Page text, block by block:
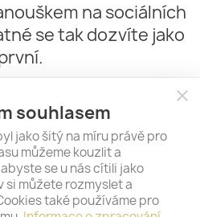
na sociálních
se tak dozvíte jako
close
souhlasem
jako šitý na míru právě pro
můžeme kouzlit a
se u nás cítili jako
si můžete rozmyslet a
také používáme pro